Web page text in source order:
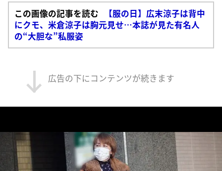
この画像の記事を読む
【服の日】広末涼子は背中
にクモ、米倉涼子は胸元見せ…本誌が見た有名人
の“大胆な”私服姿
広告の下にコンテンツが続きます